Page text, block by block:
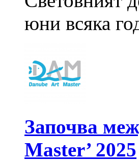
юни всяка
Започва
Master’ 2025